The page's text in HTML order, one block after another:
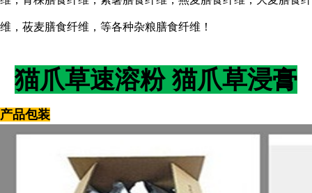
维，莜麦膳食纤维，等各种杂粮膳食纤维！
猫爪草速溶粉 猫爪草浸膏
产品包装